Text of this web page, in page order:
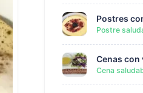
Postres
Postre
Cenas con
Cena